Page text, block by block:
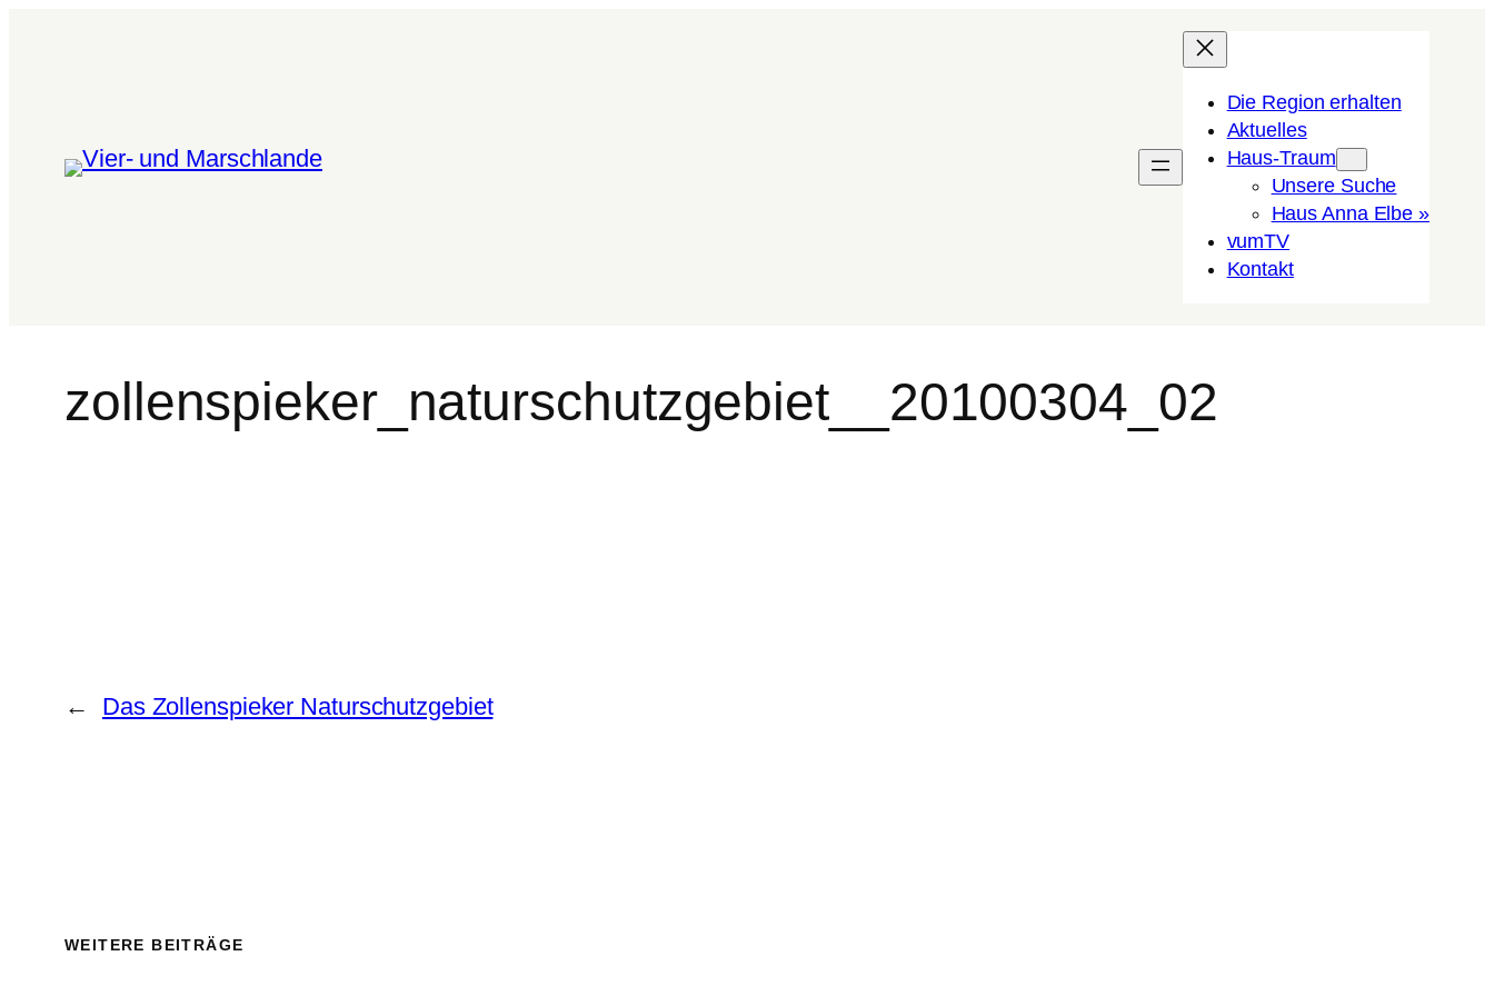
Die Region erhalten
Aktuelles
Haus-Traum
Unsere Suche
Haus Anna Elbe »
vumTV
Kon­takt
zollenspieker_naturschutzgebiet__20100304_02
← Das Zollenspieker Naturschutzgebiet
WEITERE BEITRÄGE